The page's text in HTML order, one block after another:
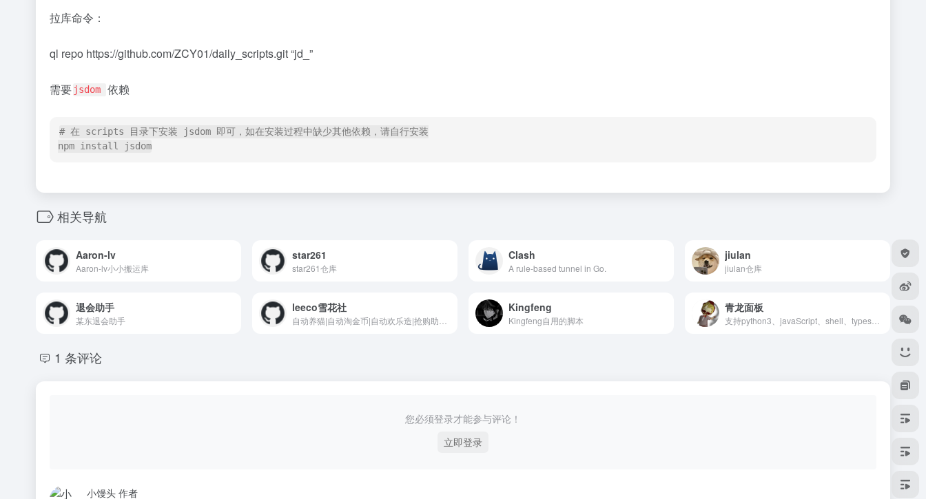
拉库命令：
ql repo https://github.com/ZCY01/daily_scripts.git “jd_”
需要 jsdom 依赖
# 在 scripts 目录下安装 jsdom 即可，如在安装过程中缺少其他依赖，请自行安装
npm install jsdom
相关导航
Aaron-lv
Aaron-lv小小搬运库
star261
star261仓库
Clash
A rule-based tunnel in Go.
jiulan
jiulan仓库
退会助手
某东退会助手
leeco雪花社 Kingfeng
Kingfeng自用的脚本
青龙面板
1 条评论
您必须登录才能参与评论！
立即登录
小馒头 作者